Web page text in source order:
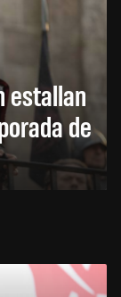
estallan
de